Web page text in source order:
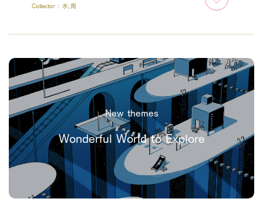
Collector : 水;雨
New themes
Wonderful World to Explore